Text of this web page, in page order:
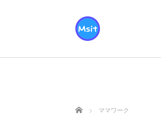
ホーム ママワーク